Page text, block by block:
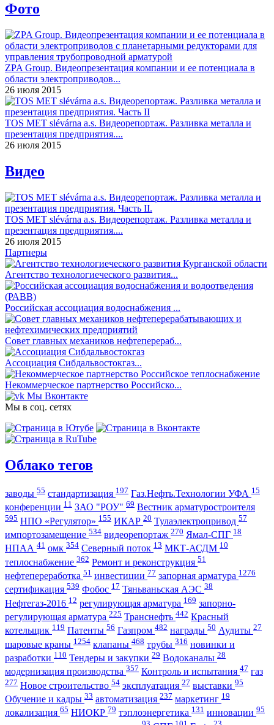
Фото
ZPA Group. Видеопрезентация компании и ее потенциала в
области электроприводов...
26 июля 2015
TOS MET slévárna a.s. Видеорепортаж. Разливка металла и
презентация предприятия....
26 июля 2015
Видео
TOS MET slévárna a.s. Видеорепортаж. Разливка металла и
презентация предприятия....
26 июля 2015
Партнеры
Агентство технологиеческого развития...
Российская ассоциация водоснабжения ...
Совет главных механиков нефтеперераб...
Ассоциация Сибдальвостокгаз...
Некоммерческое партнерство Российско...
Мы Вконтакте
Мы в соц. сетях
Облако тегов
заводы 55 стандартизация 197 Газ.Нефть.Технологии УФА 15
конференции 11 ЗАО "РОУ" 69 Вестник арматуростроителя
595 НПО «Регулятор» 155 ИКАР 20 Тулаэлектропривод 57
импортозамещение 534 видеорепортаж 270 Ямал-СПГ 18
НПАА 41 омк 354 Северный поток 13 МКТ-АСДМ 10
теплоснабжение 362 Ремонт и реконструкция 51
нефтепереработка 51 инвестиции 77 запорная арматура 1276
сертификация 539 Фобос 17 Тяньваньская АЭС 38
Нефтегаз-2016 12 регулирующая арматура 169 запорно-
регулирующая арматура 225 Транснефть 442 Красный
котельщик 119 Патенты 56 Газпром 482 награды 50 Аудиты 27
шаровые краны 1254 клапаны 468 трубы 316 новинки и
разработки 110 Тендеры и закупки 29 Водоканалы 28
модернизация производства 357 Контроль и испытания 47 газ
277 Новое строительство 54 эксплуатация 27 выставки 95
Обучение и кадры 33 автоматизация 237 маркетинг 19
локализация 65 НИОКР 79 тэплоэнергетика 131 инновации 95
93 101 23